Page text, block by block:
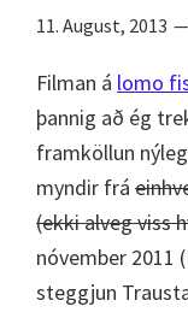
11. August, 2013
Filman á lomo
þannig að ég
framköllun
myndir frá
(ekki alveg viss
nóvember 2011
steggjun